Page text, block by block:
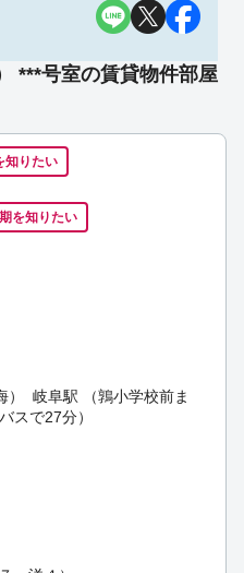
号室の賃貸物件部屋
知りたい
を知りたい
岐阜駅 （鶉小学校前ま
スで27分）